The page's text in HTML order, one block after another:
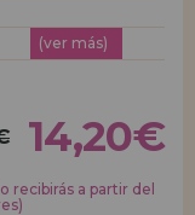
en tu negocio
y conoce nuestras
para la distribución.
(ver más)
14,20€
recibirás a partir del